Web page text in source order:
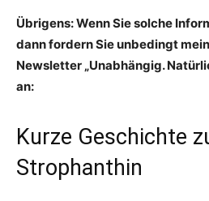
Übrigens: Wenn Sie solche
dann fordern Sie unbedingt
Newsletter „Unabhängig.
an:
Kurze Geschichte
Strophanthin